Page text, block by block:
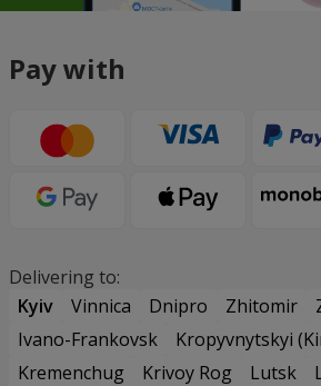
Pay with
Delivering to:
Kyiv
Vinnica Dnipro Zhitomir
Ivano-Frankovsk
Kropyvnytskyi
Kremenchug
Krivoy Rog Lutsk